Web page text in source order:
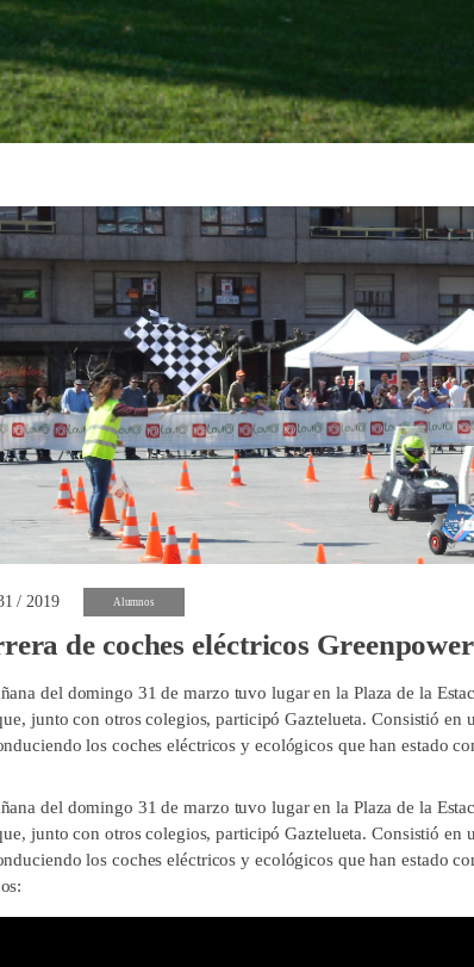
/ 2019 Alumnos
de coches eléctricos
del domingo 31 de marzo tuvo lugar en la Plaza de la
junto con otros colegios, participó Gaztelueta. Consistió en
los coches eléctricos y ecológicos que han estado
del domingo 31 de marzo tuvo lugar en la Plaza de la
junto con otros colegios, participó Gaztelueta. Consistió en
los coches eléctricos y ecológicos que han estado